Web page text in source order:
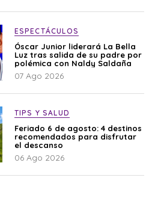
ESPECTÁCULOS
Óscar Junior liderará La Bella
Luz tras salida de su padre por
polémica con Naldy Saldaña
07 Ago 2026
TIPS Y SALUD
Feriado 6 de agosto: 4 destinos
recomendados para disfrutar
el descanso
06 Ago 2026